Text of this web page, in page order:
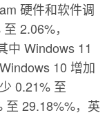
硬件和软件调
2.06%，
中 Windows 11
10 增加
0.21% 至
至 29.18%%，英